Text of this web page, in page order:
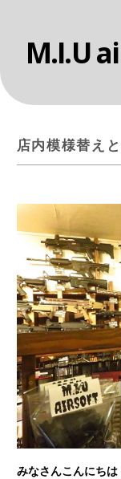
M.I.U
店内模様替え
みなさんこんにちは